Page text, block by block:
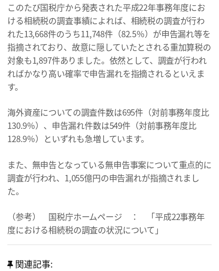
このたび国税庁から発表された平成22年事務年度にお
ける相続税の調査事績によれば、相続税の調査が行わ
れた13,668件のうち11,748件（82.5％）が申告漏れ等を
指摘されており、故意に隠していたとされる重加算税の
対象も1,897件ありました。依然として、調査が行われ
ればかなり高い確率で申告漏れを指摘されるといえま
す。
海外資産についての調査件数は695件（対前事務年度比
130.9％）、申告漏れ件数は549件（対前事務年度比
128.9％）といずれも急増しています。
また、無申告となっている無申告事案について重点的に
調査が行われ、1,055億円の申告漏れが指摘されまし
た。
（参考） 国税庁ホームページ ： 「平成22事務年
度における相続税の調査の状況について」
関連記事: